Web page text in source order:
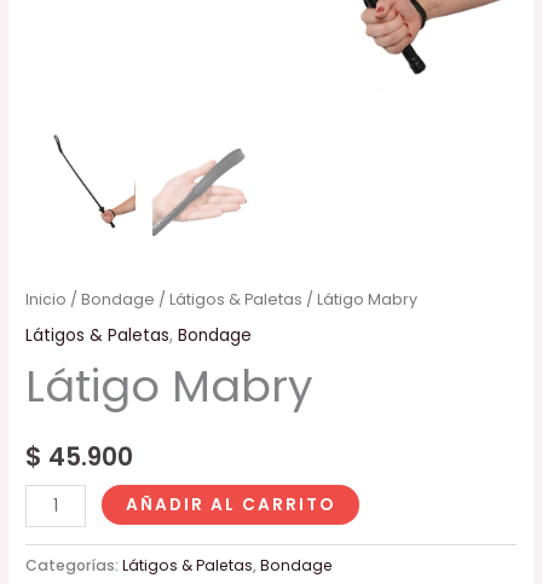
Inicio /Bondage /Látigos & Paletas / Látigo Mabry
Látigos & Paletas,Bondage
Látigo Mabry
$ 45.900
AÑADIR AL CARRITO
Categorías:Látigos & Paletas,Bondage